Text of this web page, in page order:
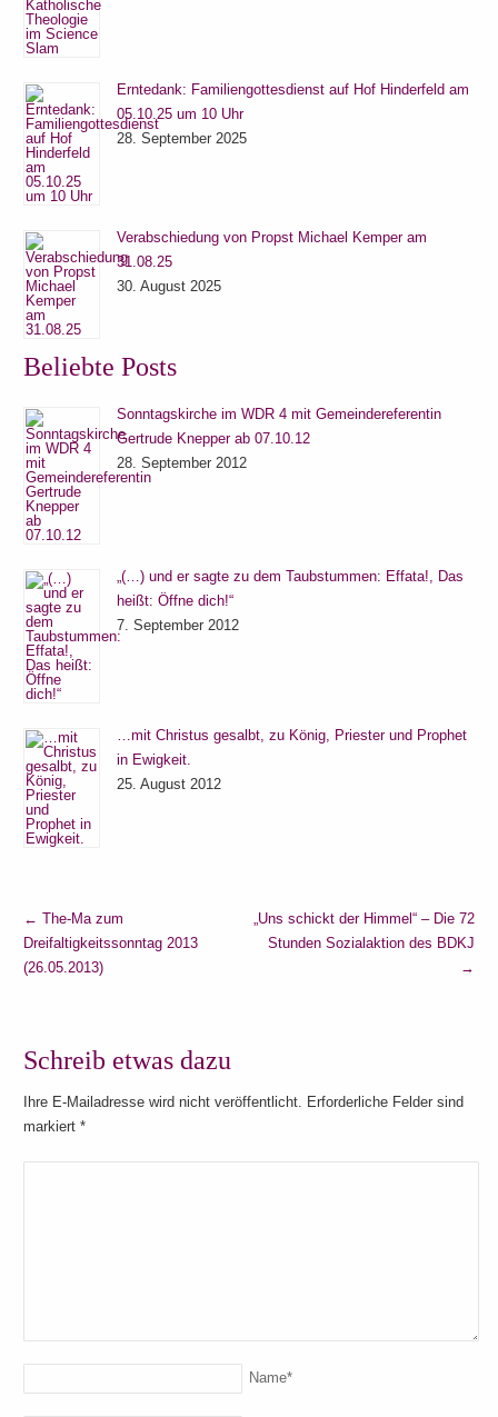
Erntedank: Familiengottesdienst auf Hof Hinderfeld am
05.10.25 um 10 Uhr
28. September 2025
Verabschiedung von Propst Michael Kemper am
31.08.25
30. August 2025
Beliebte Posts
Sonntagskirche im WDR 4 mit Gemeindereferentin
Gertrude Knepper ab 07.10.12
28. September 2012
„(…) und er sagte zu dem Taubstummen: Effata!, Das
heißt: Öffne dich!“
7. September 2012
…mit Christus gesalbt, zu König, Priester und Prophet
in Ewigkeit.
25. August 2012
← The-Ma zum
Dreifaltigkeitssonntag 2013
(26.05.2013)
„Uns schickt der Himmel“ – Die 72
Stunden Sozialaktion des BDKJ
→
Schreib etwas dazu
Ihre E-Mailadresse wird nicht veröffentlicht. Erforderliche Felder sind
markiert*
Name*